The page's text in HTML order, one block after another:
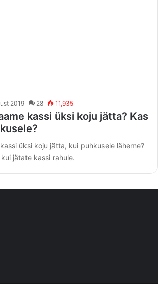
2019 28 11,935
kassi üksi koju jätta? Kas
üksi koju jätta, kui puhkusele läheme?
jätate kassi rahule.